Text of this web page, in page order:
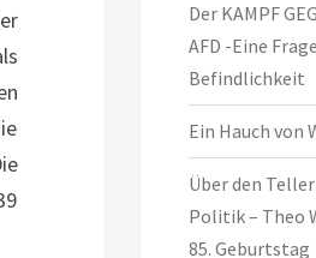
Der KAMPF
AFD -Eine
Befindlichkeit
Ein Hauch von
Über den
Politik – Theo
85. Geburtstag